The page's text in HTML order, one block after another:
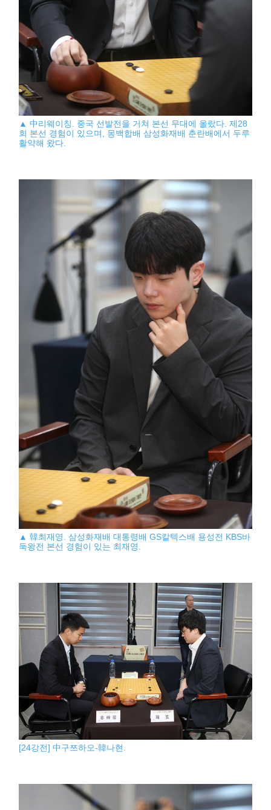
▲ 中리웨이칭. 중국 선발전을 거쳐 본선 무대에 올랐다. 제28
회 본선 경험이 있으며, 몽백합배 삼성화재배 춘란배에서 두루
활약해 왔다.
▲ 韓최재영. 삼성화재배 대통령배 GS칼텍스배 용성전 KBS바
둑왕전 본선 경험이 있는 최재영.
[24강전] 中구쯔하오-韓나현.